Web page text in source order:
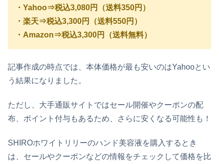
・Yahoo⇒税込3,080円（送料350円）
・楽天⇒税込3,300円（送料550円）
・Amazon⇒税込3,300円（送料無料）
記事作成の時点では、本体価格が最も安いのはYahooとい
う結果になりました。
ただし、大手通販サイトではセール開催やクーポンの配
布、ポイント付与もあるため、さらに安くなる可能性も！
SHIROホワイトリリーのハンド美容液を購入するとき
は、セールやクーポンなどの情報をチェックして価格を比